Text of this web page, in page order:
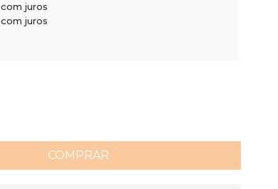
com juros
com juros
COMPRAR